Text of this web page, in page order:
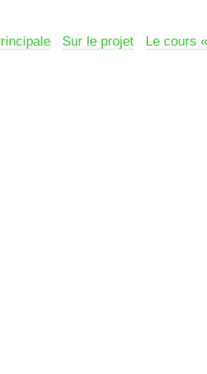
Sur le projet Le cours